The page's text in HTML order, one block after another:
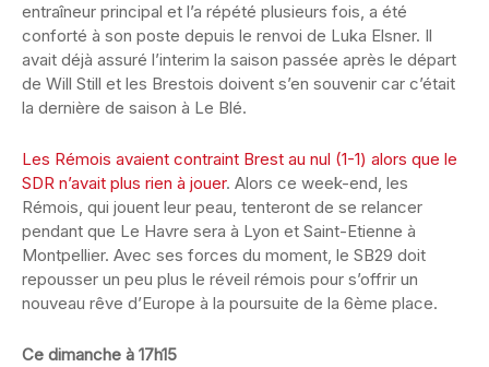
entraîneur principal et l’a répété plusieurs fois, a été
conforté à son poste depuis le renvoi de Luka Elsner. Il
avait déjà assuré l’interim la saison passée après le départ
de Will Still et les Brestois doivent s’en souvenir car c’était
la dernière de saison à Le Blé.
Les Rémois avaient contraint Brest au nul (1-1) alors que le
SDR n’avait plus rien à jouer. Alors ce week-end, les
Rémois, qui jouent leur peau, tenteront de se relancer
pendant que Le Havre sera à Lyon et Saint-Etienne à
Montpellier. Avec ses forces du moment, le SB29 doit
repousser un peu plus le réveil rémois pour s’offrir un
nouveau rêve d’Europe à la poursuite de la 6ème place.
Ce dimanche à 17h15